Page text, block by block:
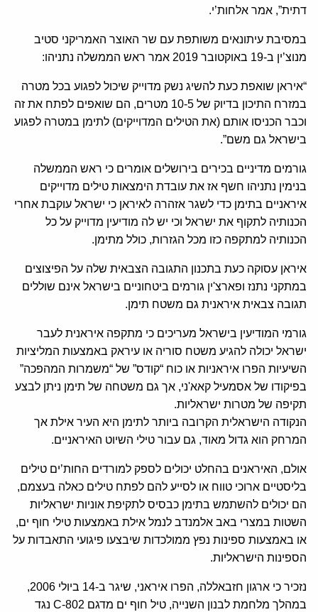
דתית”, אמר אלחות’י.
במסיבת עיתונאים משותפת עם שר האוצר האמריקני סטיב
מנוצ’ין ב-19 באוקטובר 2019 אמר ראש הממשלה נתניהו:
“איראן שואפת כעת להשיג נשק מדוייק שיכול לפגוע בכל מטרה
במזרח התיכון בדיוק של 10-5 מטרים, הם שואפים לפתח את זה
וכבר הכניסו אותם (את הטילים המדוייקים) לתימן במטרה לפגוע
בישראל גם משם”.
גורמים מדיניים בכירים בירושלים אומרים כי ראש הממשלה
בנימין נתניהו חשף אז את עובדת הימצאות טילים מדוייקים
איראניים בתימן כדי לשגר אזהרה לאיראן כי ישראל עוקבת אחרי
הכנותיה לתקוף את ישראל וכי יש לה מודיעין מדוייק על כל
הכנותיה למתקפה כזו מכל הגזרות, כולל מתימן.
איראן עסוקה כעת בתכנון התגובה הצבאית שלה על הפיצוצים
במתקני נתנז ופארצ'ין גורמים ביטחוניים בישראל אינם שוללים
תגובה צבאית איראנית גם משטח תימן.
גורמי המודיעין בישראל מעריכים כי מתקפה איראנית לעבר
ישראל יכולה להגיע משטח סוריה או עיראק באמצעות המליציות
השיעיות הפרו איראניות או כוח “קודס” של “משמרות המהפכה”
בפיקודו של אסמעיל קאא'ני, אך גם משטחה של תימן ניתן לבצע
תקיפה של מטרות ישראליות.
הנקודה הישראלית הקרובה ביותר לתימן היא העיר אילת אך
המרחק הוא גדול מאוד, גם עבור טילי השיוט האיראניים.
אולם, האיראנים בהחלט יכולים לספק למורדים החות’ים טילים
בליסטיים ארוכי טווח או לסייע להם לפתח טילים כאלה בעצמם,
הם יכולים להשתמש בתימן כבסיס לתקיפת אוניות ישראליות
השטות במצרי באב אלמנדב לנמל אילת באמצעות טילי חוף ים,
או באמצעות ספינות נפץ ממולכדות שיבצעו פיגועי התאבדות על
הספינות הישראליות.
נזכיר כי ארגון חזבאללה, הפרו איראני, שיגר ב-14 ביולי 2006,
במהלך מלחמת לבנון השנייה, טיל חוף ים מדגם C-802 נגד